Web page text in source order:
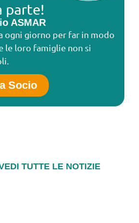
parte!
ASMAR
ogni giorno per far in modo
le loro famiglie non si
Socio
TUTTE LE NOTIZIE